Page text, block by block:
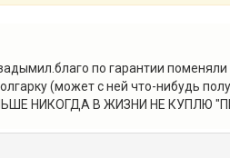
по гарантии поменяли
(может с ней что-нибудь
НИКОГДА В ЖИЗНИ НЕ КУПЛЮ